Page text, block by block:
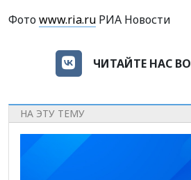
Фотоwww.ria.ru РИА Новости
ЧИТАЙТЕ НАС ВО
НА ЭТУ ТЕМУ